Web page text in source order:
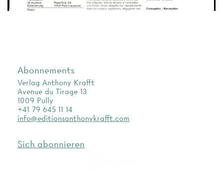
Abonnements
Verlag Anthony Krafft
Avenue du Tirage 13
1009 Pully
+41 79 645 11 14
info@editionsanthonykrafft.com
Sich abonnieren